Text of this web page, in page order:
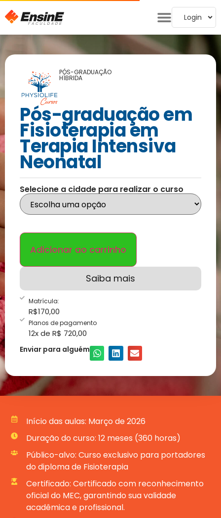
Login
PÓS-GRADUAÇÃO
HÍBRIDA
Pós-graduação em
Fisioterapia em
Terapia Intensiva
Neonatal
Selecione a cidade para realizar o curso
Adicionar ao carrinho
Saiba mais
Matrícula:
R$170,00
Planos de pagamento
12x de R$ 720,00
Enviar para alguém
Início das aulas: Março de 2026
Duração do curso: 12 meses (360 horas)
Público-alvo: Curso exclusivo para portadores
do diploma de Fisioterapia
Certificado: Certificado com reconhecimento
oficial do MEC, garantindo sua validade
acadêmica e profissional.